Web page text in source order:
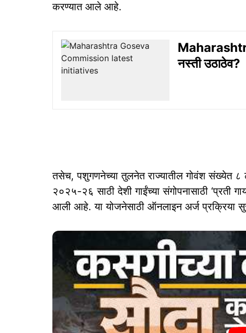
करण्यात आले आहे.
नस्ती उठाठेव?
तसेच, पशुगणनेच्या तुलनेत राज्यातील गोवंश संख्येत
२०२५-२६ साठी देशी गाईंच्या संगोपनासाठी ‘प्रती
आली आहे. या योजनेसाठी ऑनलाइन अर्ज प्रक्रिया